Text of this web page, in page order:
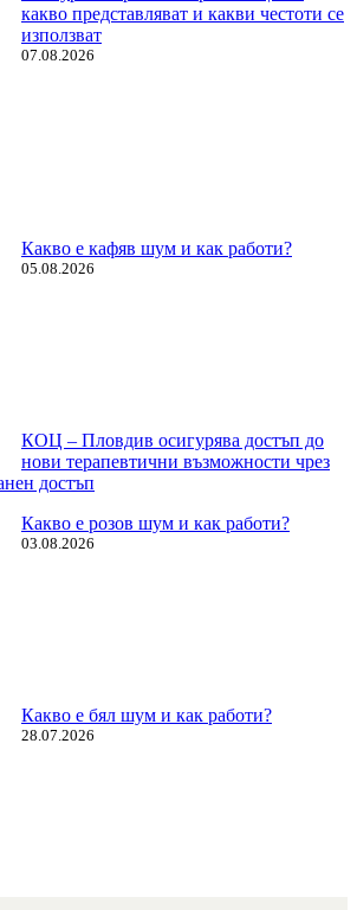
какво представляват и какви честоти се
използват
07.08.2026
Какво е кафяв шум и как работи?
05.08.2026
КОЦ – Пловдив осигурява достъп до
нови терапевтични възможности чрез
достъп
Какво е розов шум и как работи?
03.08.2026
Какво е бял шум и как работи?
28.07.2026